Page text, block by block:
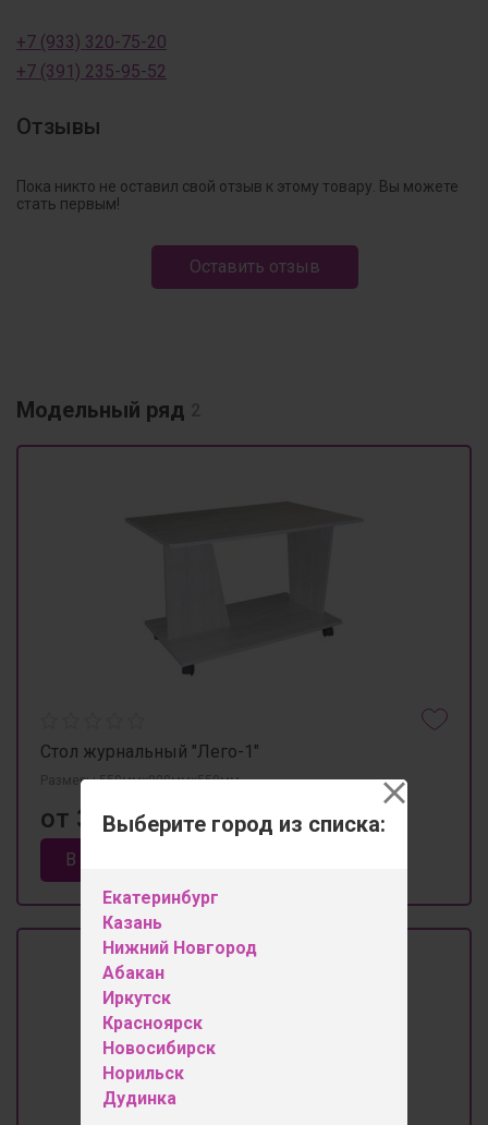
Выберите город из списка:
Екатеринбург
Казань
Нижний Новгород
Абакан
Иркутск
Красноярск
Новосибирск
Норильск
Дудинка
+7 (933) 320-75-20
+7 (391) 235-95-52
Отзывы
Пока никто не оставил свой отзыв к этому товару. Вы можете
стать первым!
Оставить отзыв
Модельный ряд
Стол журнальный "Лего-1"
Размеры 550мм×900мм×550мм
от 3 450 ₽
В корзину